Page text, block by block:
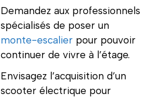
Demandez aux professionnels
spécialisés de poser un
monte-escalierpour pouvoir
continuer de vivre à l’étage.
Envisagez l’acquisition d’un
scooter électrique pour